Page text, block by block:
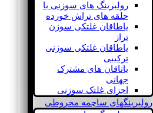
رولبرینگ های سوزنی با
حلقه های تراش خورده
یاطاقان غلتکی سوزن
تراز
یاطاقان غلتکی سوزنی
ترکیبی
یاتاقان های مشترک
جهانی
اجزای غلتک سوزنی
رولبرینگهای ساچمه مخروطی